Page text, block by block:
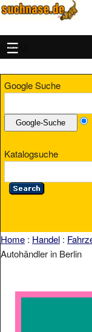
MENU
Google Suche
Katalogsuche
Home : Handel :
Autohändler in Berlin